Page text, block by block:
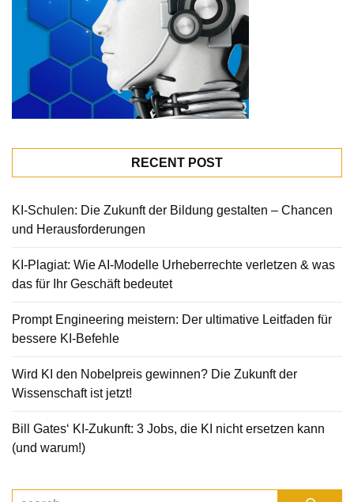
RECENT POST
KI-Schulen: Die Zukunft der Bildung gestalten – Chancen
und Herausforderungen
KI-Plagiat: Wie AI-Modelle Urheberrechte verletzen & was
das für Ihr Geschäft bedeutet
Prompt Engineering meistern: Der ultimative Leitfaden für
bessere KI-Befehle
Wird KI den Nobelpreis gewinnen? Die Zukunft der
Wissenschaft ist jetzt!
Bill Gates‘ KI-Zukunft: 3 Jobs, die KI nicht ersetzen kann
(und warum!)